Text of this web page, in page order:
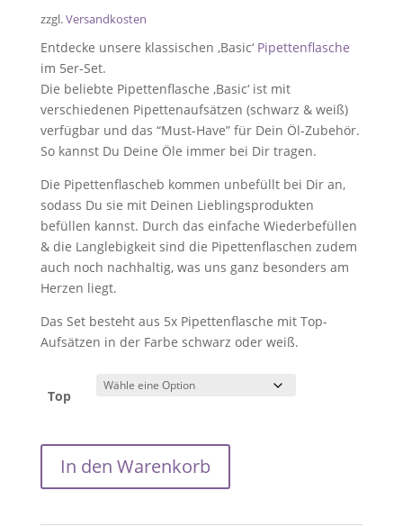
zzgl.Versandkosten
Entdecke unsere klassischen ‚Basic‘ Pipettenflasche
im 5er-Set.
Die beliebte Pipettenflasche ‚Basic‘ ist mit
verschiedenen Pipettenaufsätzen (schwarz & weiß)
verfügbar und das “Must-Have” für Dein Öl-Zubehör.
So kannst Du Deine Öle immer bei Dir tragen.
Die Pipettenflascheb kommen unbefüllt bei Dir an,
sodass Du sie mit Deinen Lieblingsprodukten
befüllen kannst. Durch das einfache Wiederbefüllen
& die Langlebigkeit sind die Pipettenflaschen zudem
auch noch nachhaltig, was uns ganz besonders am
Herzen liegt.
Das Set besteht aus 5x Pipettenflasche mit Top-
Aufsätzen in der Farbe schwarz oder weiß.
Top
‘Basic’In den Warenkorb